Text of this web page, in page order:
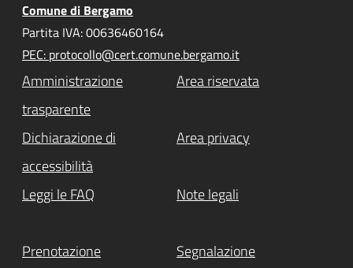
Comune di Bergamo
Partita IVA: 00636460164
PEC: protocollo@cert.comune.bergamo.it
Amministrazione
trasparente
Area riservata
Dichiarazione di
accessibilità
Area privacy
Leggi le FAQ Note legali
Prenotazione
Segnalazione